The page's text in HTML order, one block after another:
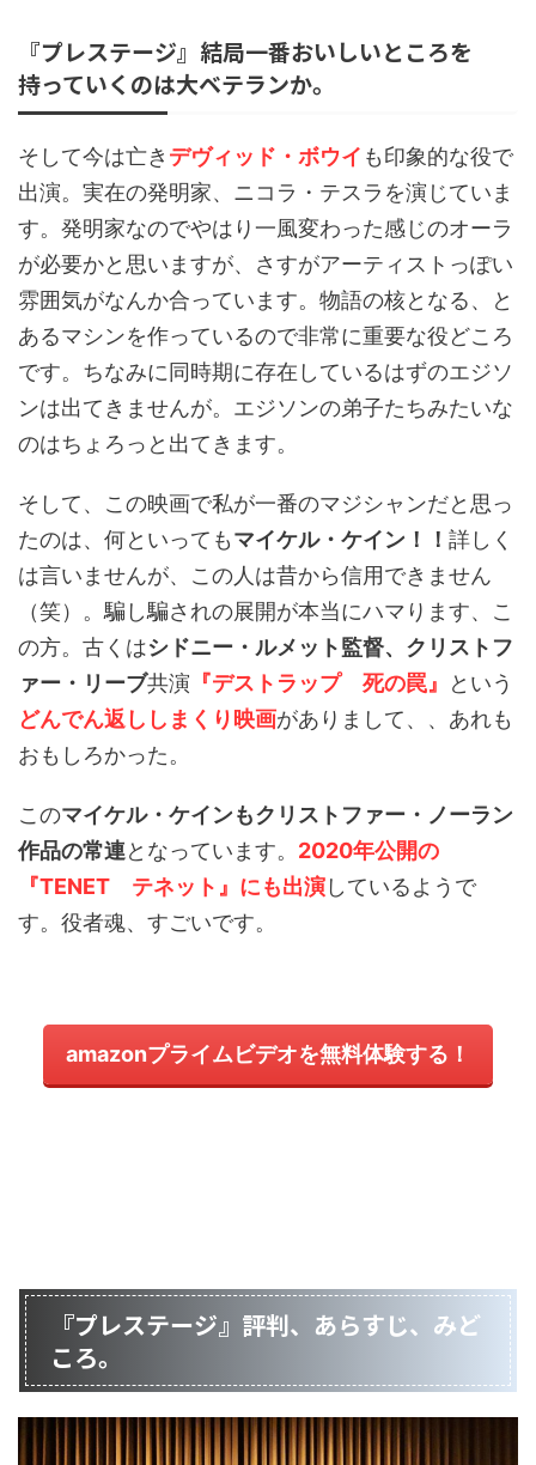
『プレステージ』結局一番おいしいところを
持っていくのは大ベテランか。
そして今は亡き デヴィッド・ボウイ も印象的な役で
出演。実在の発明家、ニコラ・テスラを演じていま
す。発明家なのでやはり一風変わった感じのオーラ
が必要かと思いますが、さすがアーティストっぽい
雰囲気がなんか合っています。物語の核となる、と
あるマシンを作っているので非常に重要な役どころ
です。ちなみに同時期に存在しているはずのエジソ
ンは出てきませんが。エジソンの弟子たちみたいな
のはちょろっと出てきます。
そして、この映画で私が一番のマジシャンだと思っ
たのは、何といってもマイケル・ケイン！！ 詳しく
は言いませんが、この人は昔から信用できません
（笑）。騙し騙されの展開が本当にハマります、こ
の方。古くはシドニー・ルメット監督、クリストフ
ァー・リーブ共演 『デストラップ 死の罠』
という
どんでん返ししまくり映画がありまして、、あれも
おもしろかった。
このマイケル・ケインもクリストファー・ノーラン
作品の常連となっています。 2020年公開の
『TENET テネット』にも出演しているようで
す。役者魂、すごいです。
amazonプライムビデオを無料体験する！
『プレステージ』評判、あらすじ、みど
ころ。